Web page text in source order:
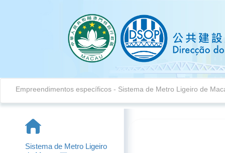
Empreendimentos específicos - Sistema de Metro Ligeiro de
Sistema de Metro Ligeiro